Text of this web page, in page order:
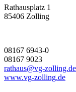
Rathausplatz 1
85406 Zolling
08167 6943-0
08167 9023
rathaus@vg-zolling.de
www.vg-zolling.de